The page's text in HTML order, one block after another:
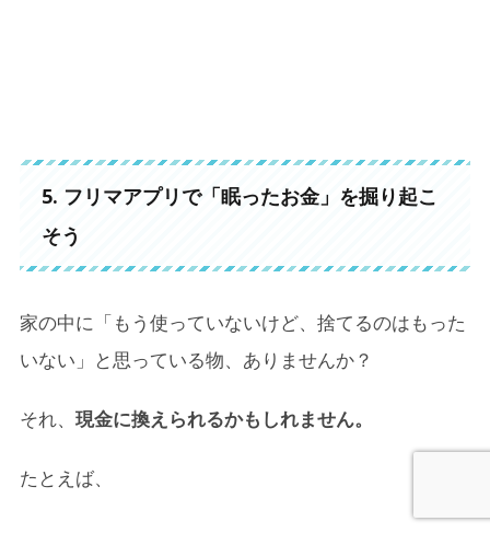
5. フリマアプリで「眠ったお金」を掘り起こ
そう
家の中に「もう使っていないけど、捨てるのはもった
いない」と思っている物、ありませんか？
それ、 現金に換えられるかもしれません。
たとえば、